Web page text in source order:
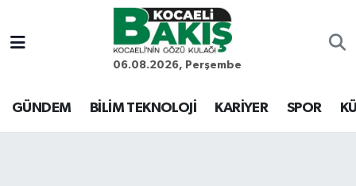
06.08.2026, Perşembe
GÜNDEM BİLİM TEKNOLOJİ KARİYER SPOR
Kocaeli Nöbetçi Eczaneler
Kocaeli Hava Durumu